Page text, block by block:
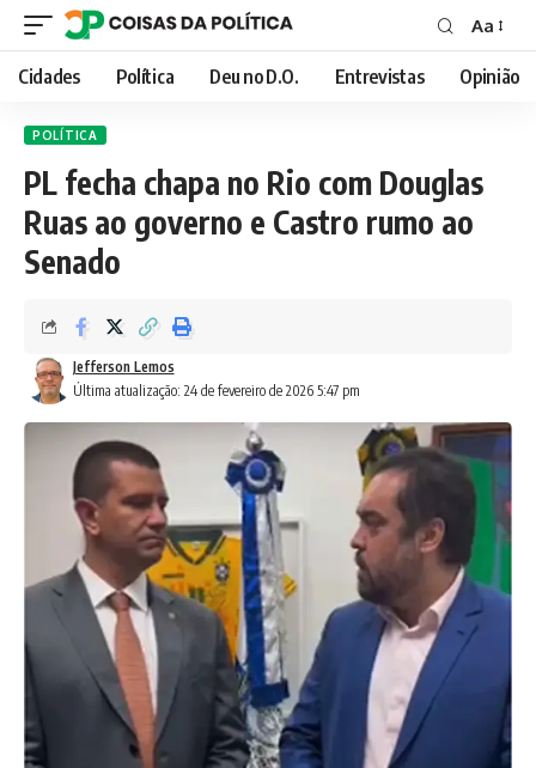
Font
Resizer
Aa
Cidades Política Deu no D.O. Entrevistas Opinião
POLÍTICA
PL fecha chapa no Rio com Douglas
Ruas ao governo e Castro rumo ao
Senado
Última atualização: 24 de fevereiro de 2026 5:47 pm
Jefferson Lemos